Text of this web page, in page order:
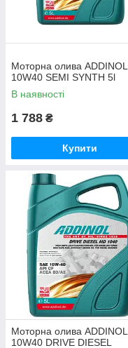
Моторна олива ADDINOL
10W40 SEMI SYNTH 5l
В наявності
1 788 ₴
Купити
Моторна олива ADDINOL
10W40 DRIVE DIESEL